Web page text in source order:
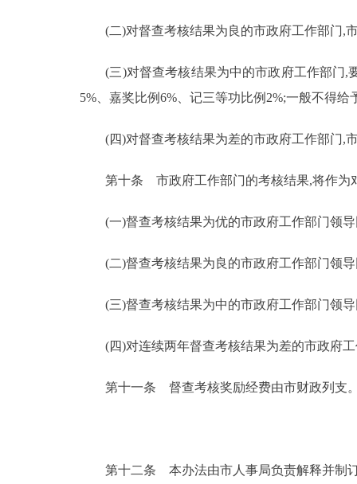
(二)对督查考核结果为良的市政府工作部门,
(三)对督查考核结果为中的市政府工作部门,
5%、嘉奖比例6%、记三等功比例2%;一般不得给
(四)对督查考核结果为差的市政府工作部门,市
第十条 市政府工作部门的考核结果,将作为对
(一)督查考核结果为优的市政府工作部门领导
(二)督查考核结果为良的市政府工作部门领导
(三)督查考核结果为中的市政府工作部门领导
(四)对连续两年督查考核结果为差的市政府工
第十一条 督查考核奖励经费由市财政列支
第十二条 本办法由市人事局负责解释并制